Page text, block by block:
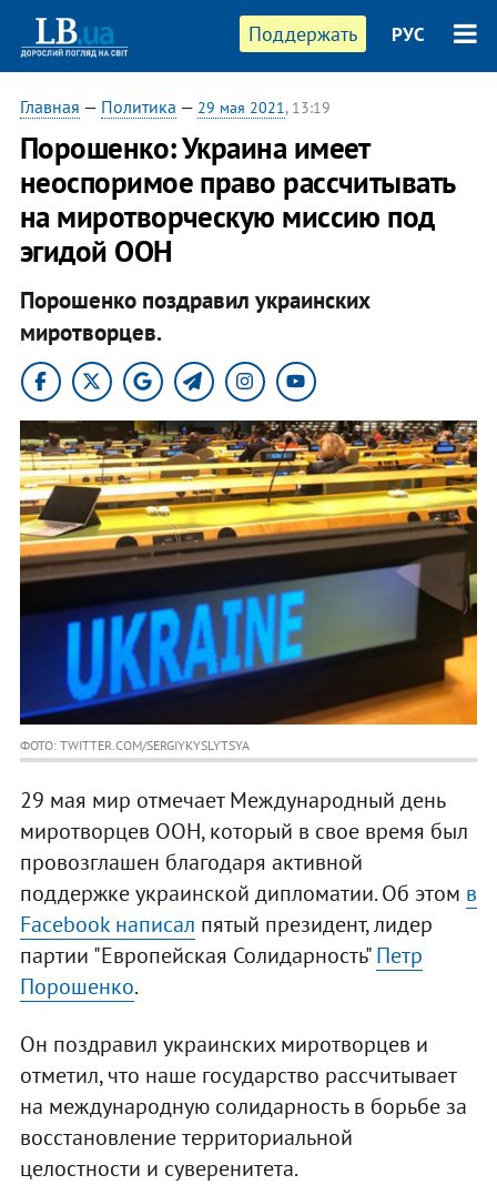
Поддержать РУС
Главная — Политика — 29 мая 2021, 13:19
Порошенко: Украина имеет
неоспоримое право рассчитывать
на миротворческую миссию под
эгидой ООН
Порошенко поздравил украинских
миротворцев.
ФОТО: TWITTER.COM/SERGIYKYSLYTSYA
29 мая мир отмечает Международный день
миротворцев ООН, который в свое время был
провозглашен благодаря активной
поддержке украинской дипломатии. Об этом в
Facebook написал пятый президент, лидер
партии "Европейская Солидарность"Петр
Порошенко.
Он поздравил украинских миротворцев и
отметил, что наше государство рассчитывает
на международную солидарность в борьбе за
восстановление территориальной
целостности и суверенитета.